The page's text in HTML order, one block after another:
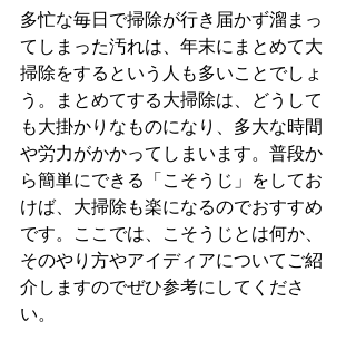
多忙な毎日で掃除が行き届かず溜まっ
てしまった汚れは、年末にまとめて大
掃除をするという人も多いことでしょ
う。まとめてする大掃除は、どうして
も大掛かりなものになり、多大な時間
や労力がかかってしまいます。普段か
ら簡単にできる「こそうじ」をしてお
けば、大掃除も楽になるのでおすすめ
です。ここでは、こそうじとは何か、
そのやり方やアイディアについてご紹
介しますのでぜひ参考にしてくださ
い。